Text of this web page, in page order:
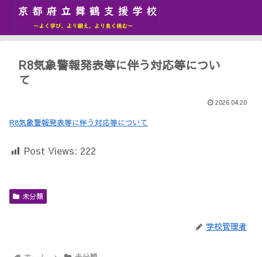
R8気象警報発表等に伴う対応等につい
て
2026.04.20
R8気象警報発表等に伴う対応等について
Post Views: 222
未分類
学校管理者